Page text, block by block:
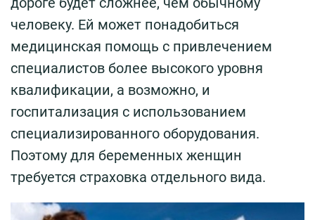
человеку. Ей может понадобиться
медицинская помощь с привлечением
специалистов более высокого уровня
квалификации, а возможно, и
госпитализация с использованием
специализированного оборудования.
Поэтому для беременных женщин
требуется страховка отдельного вида.